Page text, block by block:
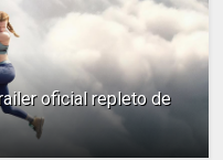
oficial repleto de